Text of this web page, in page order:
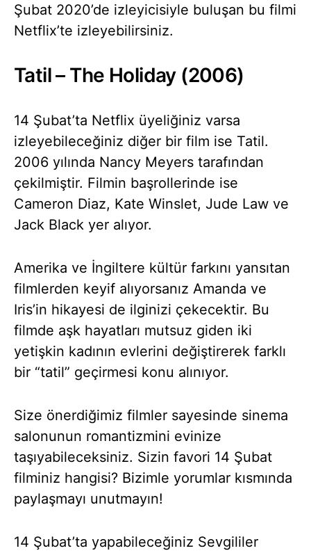
Şubat 2020’de izleyicisiyle buluşan bu filmi
Netflix’te izleyebilirsiniz.
Tatil – The Holiday (2006)
14 Şubat’ta Netflix üyeliğiniz varsa
izleyebileceğiniz diğer bir film ise Tatil.
2006 yılında Nancy Meyers tarafından
çekilmiştir. Filmin başrollerinde ise
Cameron Diaz, Kate Winslet, Jude Law ve
Jack Black yer alıyor.
Amerika ve İngiltere kültür farkını yansıtan
filmlerden keyif alıyorsanız Amanda ve
Iris’in hikayesi de ilginizi çekecektir. Bu
filmde aşk hayatları mutsuz giden iki
yetişkin kadının evlerini değiştirerek farklı
bir “tatil” geçirmesi konu alınıyor.
Size önerdiğimiz filmler sayesinde sinema
salonunun romantizmini evinize
taşıyabileceksiniz. Sizin favori 14 Şubat
filminiz hangisi? Bizimle yorumlar kısmında
paylaşmayı unutmayın!
14 Şubat’ta yapabileceğiniz Sevgililer